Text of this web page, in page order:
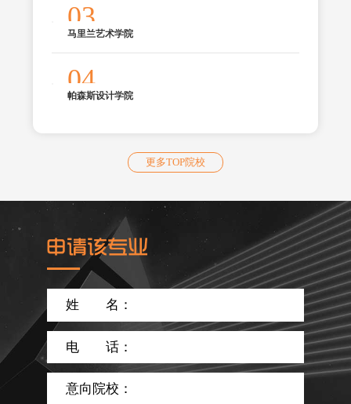
03
马里兰艺术学院
04
帕森斯设计学院
更多TOP院校
姓 名：
电 话：
意向院校：